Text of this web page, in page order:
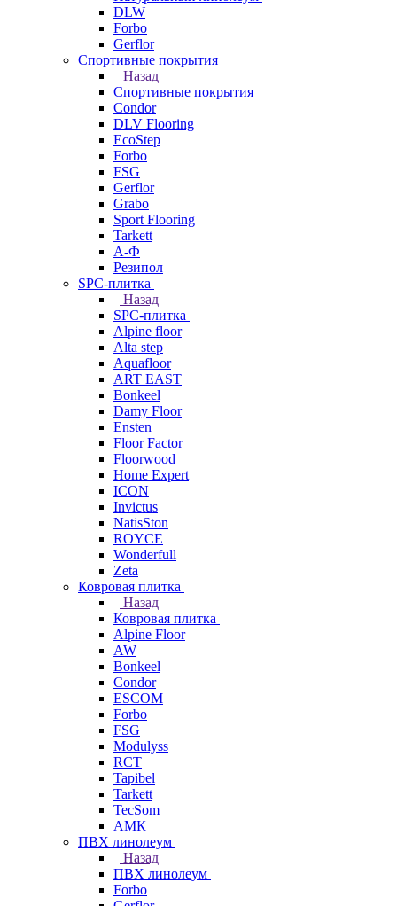
DLW
Forbo
Gerflor
Спортивные покрытия
Назад
Спортивные покрытия
Condor
DLV Flooring
EcoStep
Forbo
FSG
Gerflor
Grabo
Sport Flooring
Tarkett
А-Ф
Резипол
SPC-плитка
Назад
SPC-плитка
Alpine floor
Alta step
Aquafloor
ART EAST
Bonkeel
Damy Floor
Ensten
Floor Factor
Floorwood
Home Expert
ICON
Invictus
NatisSton
ROYCE
Wonderfull
Zeta
Ковровая плитка
Назад
Ковровая плитка
Alpine Floor
AW
Bonkeel
Condor
ESCOM
Forbo
FSG
Modulyss
RCT
Tapibel
Tarkett
TecSom
АМК
ПВХ линолеум
Назад
ПВХ линолеум
Forbo